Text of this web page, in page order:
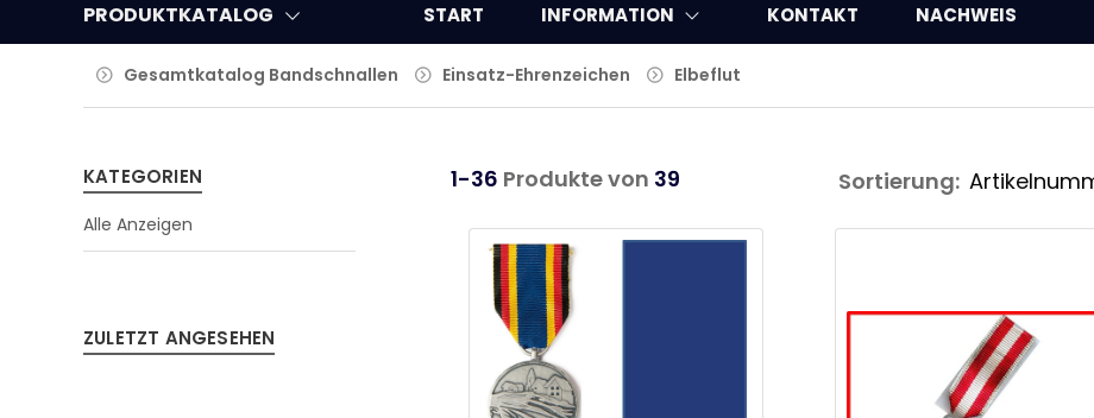
PRODUKTKATALOG START INFORMATION KONTAKT NACHWEIS
Gesamtkatalog Bandschnallen Einsatz-Ehrenzeichen Elbeflut
KATEGORIEN
Alle Anzeigen
ZULETZT ANGESEHEN
1-36 Produkte von 39 Sortierung: